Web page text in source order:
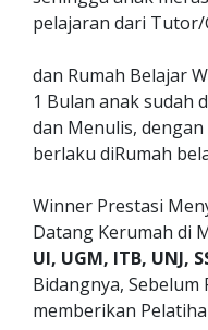
pelajaran dari
dan Rumah Belajar
1 Bulan anak sudah
dan Menulis,
berlaku diRumah
Winner Prestasi
Datang Kerumah di
UI, UGM, ITB, UNJ,
Bidangnya, Sebelum
memberikan